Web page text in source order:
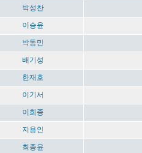
박성찬
이승윤
박동민
배기성
한재호
이기서
이희종
지용인
최종윤